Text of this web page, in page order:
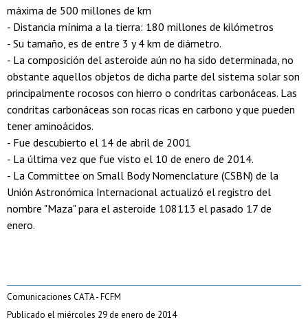
máxima de 500 millones de km
- Distancia mínima a la tierra: 180 millones de kilómetros
- Su tamaño, es de entre 3 y 4 km de diámetro.
- La composición del asteroide aún no ha sido determinada, no
obstante aquellos objetos de dicha parte del sistema solar son
principalmente rocosos con hierro o condritas carbonáceas. Las
condritas carbonáceas son rocas ricas en carbono y que pueden
tener aminoácidos.
- Fue descubierto el 14 de abril de 2001
- La última vez que fue visto el 10 de enero de 2014.
- La Committee on Small Body Nomenclature (CSBN) de la
Unión Astronómica Internacional actualizó el registro del
nombre "Maza" para el asteroide 108113 el pasado 17 de
enero.
Comunicaciones CATA - FCFM
Publicado el miércoles 29 de enero de 2014